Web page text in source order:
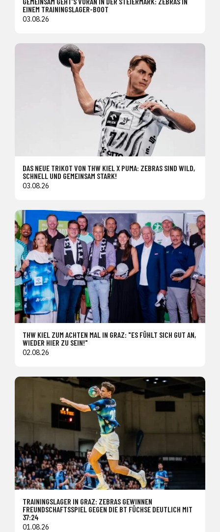
EINEM TRAININGSLAGER-BOOT
03.08.26
DAS NEUE TRIKOT VON THW KIEL X PUMA: ZEBRAS SIND WILD,
SCHNELL UND GEMEINSAM STARK!
03.08.26
THW KIEL ZUM ACHTEN MAL IN GRAZ: "ES FÜHLT SICH GUT AN,
WIEDER HIER ZU SEIN!"
02.08.26
TRAININGSLAGER IN GRAZ: ZEBRAS GEWINNEN
FREUNDSCHAFTSSPIEL GEGEN DIE BT FÜCHSE DEUTLICH MIT
37:24
01.08.26